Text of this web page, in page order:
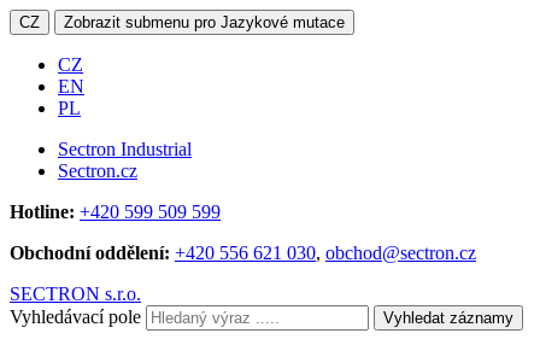
CZ Zobrazit submenu pro Jazykové mutace
CZ
EN
PL
Sectron Industrial
Sectron.cz
Hotline: +420 599 509 599
Obchodní oddělení: +420 556 621 030, obchod@sectron.cz
SECTRON s.r.o.
Vyhledávací pole
Vyhledat záznamy